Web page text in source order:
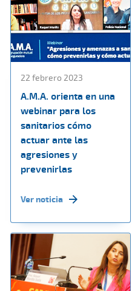
22 febrero 2023
A.M.A. orienta en una
webinar para los
sanitarios cómo
actuar ante las
agresiones y
prevenirlas
Ver noticia